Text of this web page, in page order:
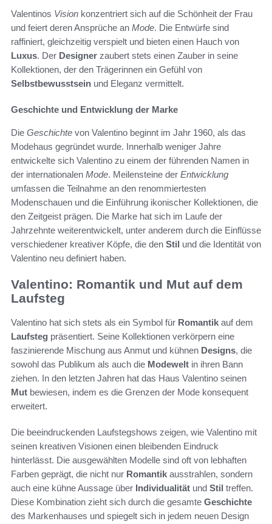
Valentinos Vision konzentriert sich auf die Schönheit der Frau
und feiert deren Ansprüche an Mode. Die Entwürfe sind
raffiniert, gleichzeitig verspielt und bieten einen Hauch von
Luxus. Der Designer zaubert stets einen Zauber in seine
Kollektionen, der den Trägerinnen ein Gefühl von
Selbstbewusstsein und Eleganz vermittelt.
Geschichte und Entwicklung der Marke
Die Geschichte von Valentino beginnt im Jahr 1960, als das
Modehaus gegründet wurde. Innerhalb weniger Jahre
entwickelte sich Valentino zu einem der führenden Namen in
der internationalen Mode. Meilensteine der Entwicklung
umfassen die Teilnahme an den renommiertesten
Modenschauen und die Einführung ikonischer Kollektionen, die
den Zeitgeist prägen. Die Marke hat sich im Laufe der
Jahrzehnte weiterentwickelt, unter anderem durch die Einflüsse
verschiedener kreativer Köpfe, die den Stil und die Identität von
Valentino neu definiert haben.
Valentino: Romantik und Mut auf dem
Laufsteg
Valentino hat sich stets als ein Symbol für Romantik auf dem
Laufsteg präsentiert. Seine Kollektionen verkörpern eine
faszinierende Mischung aus Anmut und kühnen Designs, die
sowohl das Publikum als auch die Modewelt in ihren Bann
ziehen. In den letzten Jahren hat das Haus Valentino seinen
Mut bewiesen, indem es die Grenzen der Mode konsequent
erweitert.
Die beeindruckenden Laufstegshows zeigen, wie Valentino mit
seinen kreativen Visionen einen bleibenden Eindruck
hinterlässt. Die ausgewählten Modelle sind oft von lebhaften
Farben geprägt, die nicht nur Romantik ausstrahlen, sondern
auch eine kühne Aussage über Individualität und Stil treffen.
Diese Kombination zieht sich durch die gesamte Geschichte
des Markenhauses und spiegelt sich in jedem neuen Design